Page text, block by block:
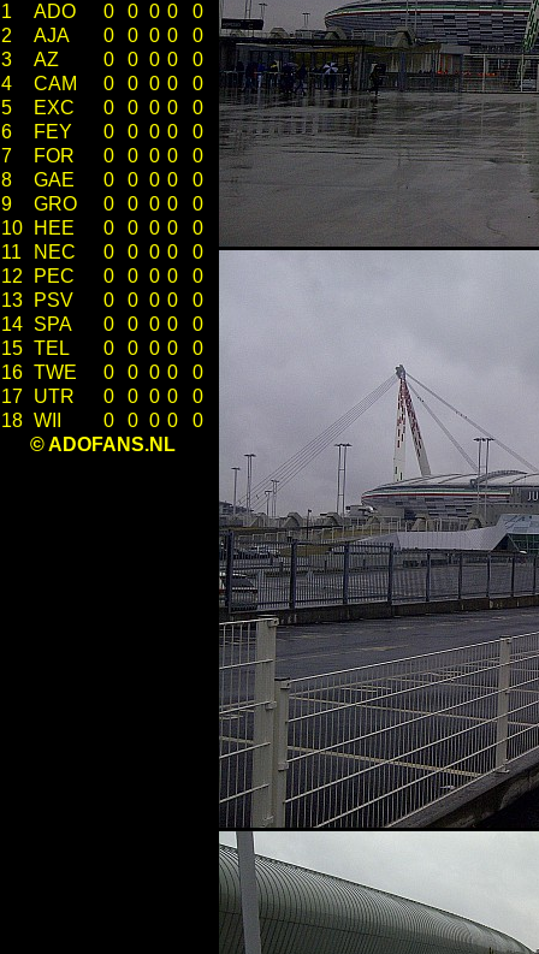
1
ADO 0 0 0 0
0
2
AJA 0 0 0 0
0
3
AZ 0 0 0 0
0
4
CAM 0 0 0 0
0
5
EXC 0 0 0 0
0
6
FEY 0 0 0 0
0
7
FOR 0 0 0 0
0
8
GAE 0 0 0 0
0
9
GRO 0 0 0 0
0
10
HEE 0 0 0 0
0
11
NEC 0 0 0 0
0
12
PEC 0 0 0 0
0
13
PSV 0 0 0 0
0
14 SPA 0 0 0 0
0
15 TEL 0 0 0 0
0
16 TWE 0 0 0 0
0
17 UTR 0 0 0 0
0
18 WII 0 0 0 0
0
© ADOFANS.NL